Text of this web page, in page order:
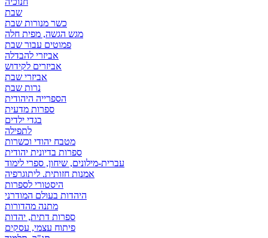
שבת
כשר מנורות שבת
מגש הגשה, מפית חלה
פמוטים עבור שבת
אביזרי להבדלה
אביזרים לקידוש
אביזרי שבת
נרות שבת
הספרייה היהודית
ספרות מדעית
בגדי ילדים
לתפילה
מטבח יהודי וכשרות
ספרות בדיונית יהודית
עברית-מילונים, שיחון, ספרי לימוד
אמנות חזותית. ליתוגרפיה
היסטורי לספרות
היהדות בעולם המודרני
מתנה מהדורות
ספרות דתית, יהדות
פיתוח עצמי, עסקים